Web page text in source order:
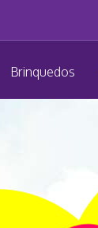
Brinquedos